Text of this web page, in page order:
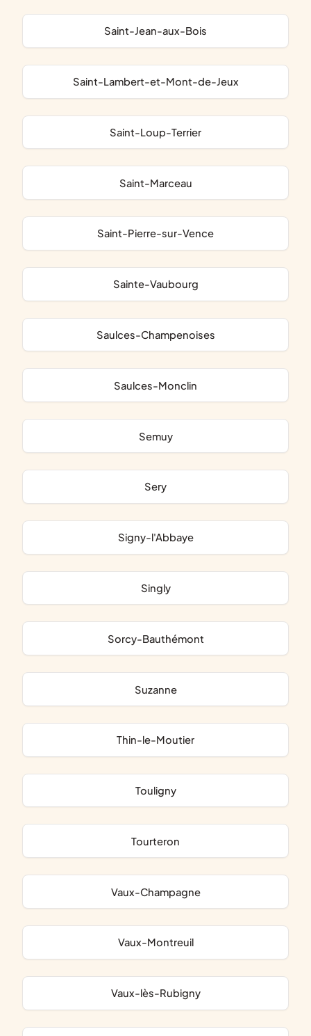
Saint-Jean-aux-Bois
Saint-Lambert-et-Mont-de-Jeux
Saint-Loup-Terrier
Saint-Marceau
Saint-Pierre-sur-Vence
Sainte-Vaubourg
Saulces-Champenoises
Saulces-Monclin
Semuy
Sery
Signy-l'Abbaye
Singly
Sorcy-Bauthémont
Suzanne
Thin-le-Moutier
Touligny
Tourteron
Vaux-Champagne
Vaux-Montreuil
Vaux-lès-Rubigny